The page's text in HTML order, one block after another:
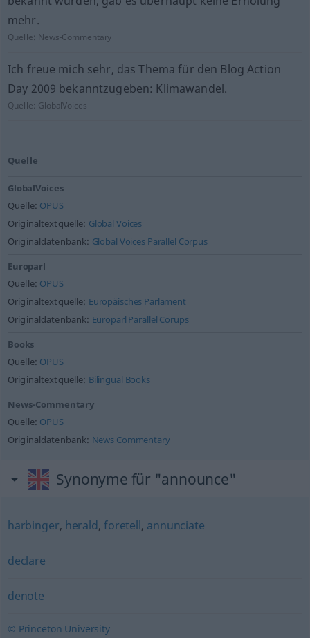
mehr.
Quelle: News-Commentary
Ich freue mich sehr, das Thema für den Blog Action
Day 2009 bekanntzugeben: Klimawandel.
Quelle: GlobalVoices
Quelle
GlobalVoices
Quelle: OPUS
Originaltextquelle: Global Voices
Originaldatenbank: Global Voices Parallel Corpus
Europarl
Quelle: OPUS
Originaltextquelle: Europäisches Parlament
Originaldatenbank: Europarl Parallel Corups
Books
Quelle: OPUS
Originaltextquelle: Bilingual Books
News-Commentary
Quelle: OPUS
Originaldatenbank: News Commentary
Synonyme für "announce"
harbinger, herald,foretell, annunciate
declare
denote
© Princeton University